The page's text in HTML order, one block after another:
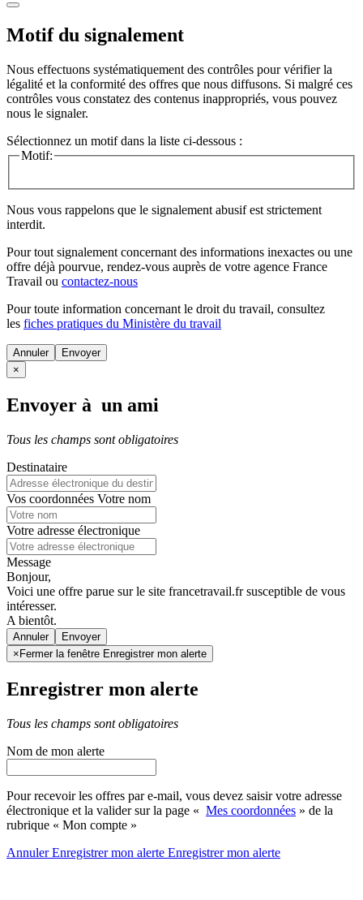
Motif du signalement
Nous effectuons systématiquement des contrôles pour vérifier la
légalité et la conformité des offres que nous diffusons. Si malgré ces
contrôles vous constatez des contenus inappropriés, vous pouvez
nous le signaler.
Sélectionnez un motif dans la liste ci-dessous :
Motif:
Nous vous rappelons que le signalement abusif est strictement
interdit.
Pour tout signalement concernant des informations inexactes ou une
offre déjà pourvue, rendez-vous auprès de votre agence France
Travail ou contactez-nous
Pour toute information concernant le droit du travail, consultez
les fiches pratiques du Ministère du travail
Annuler
×
Envoyer à un ami
Tous les champs sont obligatoires
Destinataire
Vos coordonnées Votre nom
Votre adresse électronique
Message
Bonjour,
Voici une offre parue sur le site francetravail.fr susceptible de vous
intéresser.
A bientôt.
Annuler
× Fermer la fenêtre Enregistrer mon alerte
Enregistrer mon alerte
Tous les champs sont obligatoires
Nom de mon alerte
Pour recevoir les offres par e-mail, vous devez saisir votre adresse
électronique et la valider sur la page « Mes coordonnées » de la
rubrique « Mon compte »
AnnulerEnregistrer mon alerte Enregistrermon alerte